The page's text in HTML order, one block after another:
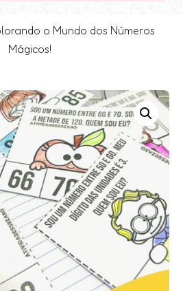
o Mundo dos Números
Mágicos!